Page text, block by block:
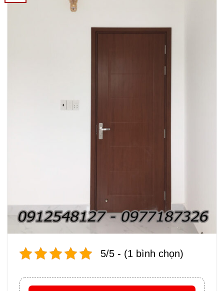
5/5 - (1 bình chọn)